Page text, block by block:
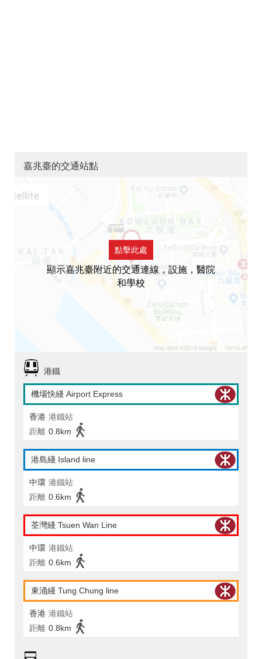
嘉兆臺的交通站點
點擊此處
顯示嘉兆臺附近的交通連線，設施，醫院
和學校
港鐵
機場快綫 Airport Express
香港 港鐵站
距離 0.8km
港島綫 Island line
中環 港鐵站
距離 0.6km
荃灣綫 Tsuen Wan Line
中環 港鐵站
距離 0.6km
東涌綫 Tung Chung line
香港 港鐵站
距離 0.8km